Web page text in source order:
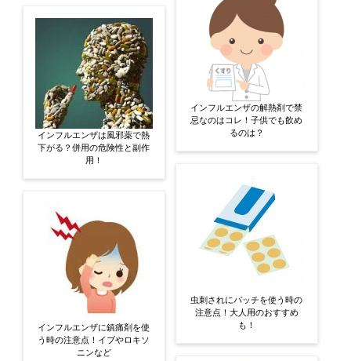
インフルエンザは風邪薬で熱
下がる？併用の危険性と副作
用！
インフルエンザに鎮痛剤を使
う時の注意点！イブやロキソ
ニンなど
インフルエンザの解熱剤で禁
忌なのはコレ！子供でも飲め
るのは？
虫刺されにパッチを使う時の
注意点！大人用のおすすめ
も！